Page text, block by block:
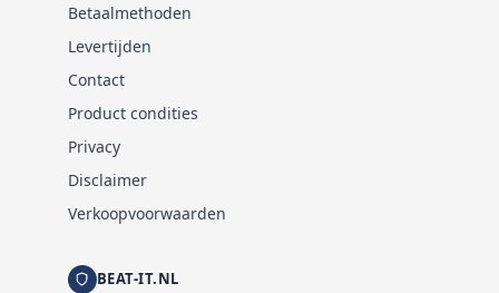
Betaalmethoden
Levertijden
Contact
Product condities
Privacy
Disclaimer
Verkoopvoorwaarden
BEAT-IT.NL